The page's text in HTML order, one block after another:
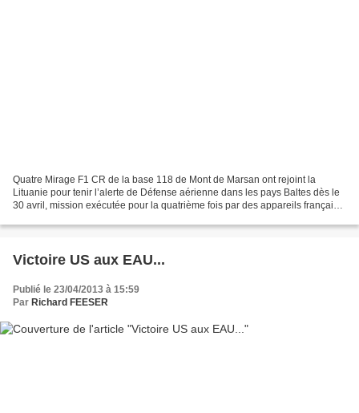
Quatre Mirage F1 CR de la base 118 de Mont de Marsan ont rejoint la
Lituanie pour tenir l’alerte de Défense aérienne dans les pays Baltes dès le
30 avril, mission exécutée pour la quatrième fois par des appareils français
Victoire US aux EAU...
Publié le 23/04/2013 à 15:59
Par Richard FEESER